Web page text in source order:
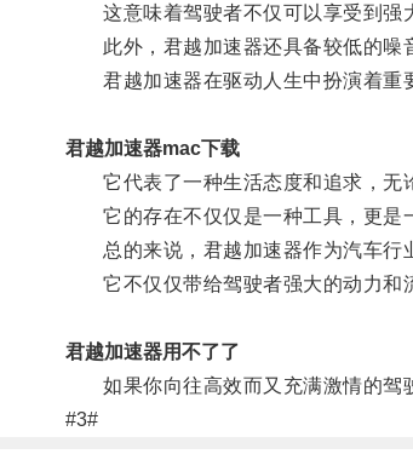
这意味着驾驶者不仅可以享受到强
此外，君越加速器还具备较低的噪
君越加速器在驱动人生中扮演着重
君越加速器mac下载
它代表了一种生活态度和追求，无论
它的存在不仅仅是一种工具，更是
总的来说，君越加速器作为汽车行业
它不仅仅带给驾驶者强大的动力和
君越加速器用不了了
如果你向往高效而又充满激情的驾
#3#